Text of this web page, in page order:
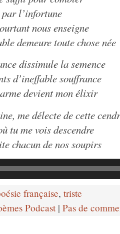
l’infortune
nous enseigne
demeure toute chose née
dissimule la semence
d’ineffable souffrance
devient mon élixir
me délecte de cette
tu me vois descendre
chacun de nos soupirs
française, triste
Podcast | Pas de